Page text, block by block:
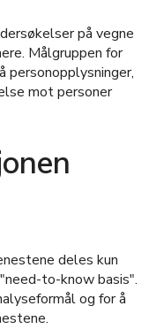
på vegne
Målgruppen for
personopplysninger,
mot personer
deles kun
to-know basis".
og for å